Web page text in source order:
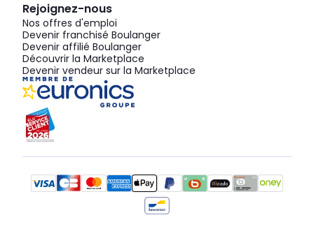
Rejoignez-nous
Nos offres d'emploi
Devenir franchisé Boulanger
Devenir affilié Boulanger
Découvrir la Marketplace
Devenir vendeur sur la Marketplace